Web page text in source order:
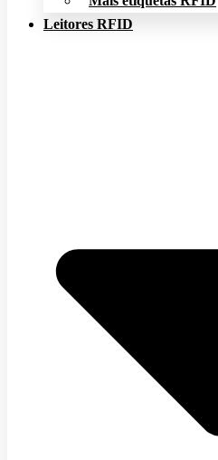
Leitores RFID